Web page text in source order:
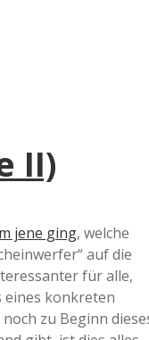
II)
jene ging, welche
auf die
für alle,
eines konkreten
zu Beginn